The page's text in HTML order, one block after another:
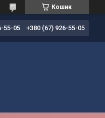
Кошик
55-05 +380 (67) 926-55-05